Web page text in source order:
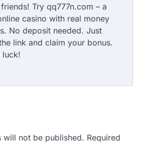
Try qq777n.com – a
casino with real money
No deposit needed. Just
link and claim your bonus.
luck!
will not be published. Required